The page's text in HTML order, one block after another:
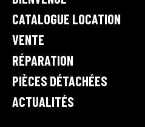
A
e
t
e
,
l
o
CATALOGUE LOCATION
VENTE
RÉPARATION
PIÈCES DÉTACHÉES
ACTUALITÉS